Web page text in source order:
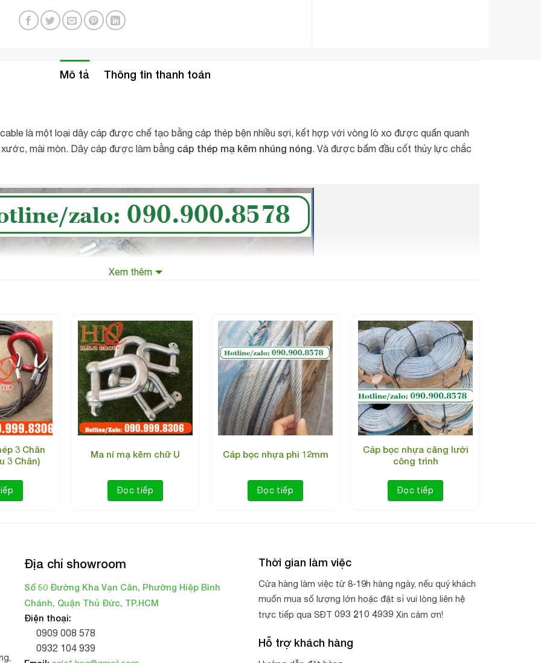
Mô tả Thông tin thanh toán
là một loại dây cáp được chế tạo bằng cáp thép bện nhiều sợi, kết hợp với vòng lò xo được quấn quanh
mài mòn. Dây cáp được làm bằng cáp thép mạ kẽm nhúng nóng. Và được bấm đầu cốt thủy lực chắc
: khớp nổi nhanh, khớp sừng trâu, đuôi chuột…. Tuy nhiên, các loại khớp nối này vẫn tiềm ẩn nguy cơ gây
đã được sử dụng kèm đối với ống nén khí, để ngăn ngừa các đầu vòi bị tuột ra khỏi khớp nối. 2 đầu
tình huống 2 đầu nối bị tuột, thì bản thân sợi cáp sẽ giữ cho 2 đầu này không bị bật ra. tránh được tai nạn cho
Xem thêm
3 Chân
3 Chân)
Ma ní mạ kẽm chữ U
Đọc tiếp
Cáp bọc nhựa phi 12mm
Đọc tiếp
Cáp bọc nhựa căng lưới
công trình
Đọc tiếp
Địa chỉ showroom
Số 50 Đường Kha Vạn Cân, Phường Hiệp Bình
Chánh, Quận Thủ Đức, TP.HCM
Điện thoại:
0909 008 578
0932 104 939
Thời gian làm việc
Cửa hàng làm việc từ 8-19h hàng ngày, nếu quý khách
muốn mua số lượng lớn hoặc đặt sỉ vui lòng liên hệ
trực tiếp qua SĐT 093 210 4939 Xin cảm ơn!
Hỗ trợ khách hàng